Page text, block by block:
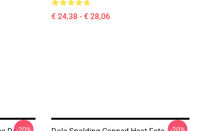
€ 24,38 - € 28,06